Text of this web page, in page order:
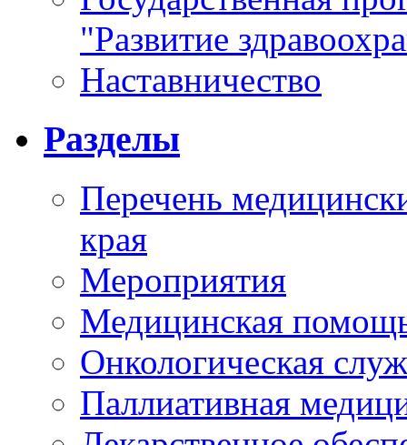
"Развитие
Наставничество
Разделы
Перечень
края
Мероприятия
Медицинская
Онкологическая
Паллиативная